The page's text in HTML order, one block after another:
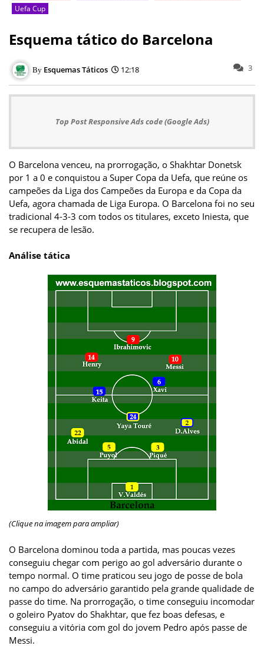
Uefa Cup
Esquema tático do Barcelona
Esquemas Táticos 12:18 3
Top Post Responsive Ads code (Google Ads)
O Barcelona venceu, na prorrogação, o Shakhtar Donetsk
por 1 a 0 e conquistou a Super Copa da Uefa, que reúne os
campeões da Liga dos Campeões da Europa e da Copa da
Uefa, agora chamada de Liga Europa. O Barcelona foi no seu
tradicional 4-3-3 com todos os titulares, exceto Iniesta, que
se recupera de lesão.
Análise tática
(Clique na imagem para ampliar)
O Barcelona dominou toda a partida, mas poucas vezes
conseguiu chegar com perigo ao gol adversário durante o
tempo normal. O time praticou seu jogo de posse de bola
no campo do adversário garantido pela grande qualidade de
passe do time. Na prorrogação, o time conseguiu incomodar
o goleiro Pyatov do Shakhtar, que fez boas defesas, e
conseguiu a vitória com gol do jovem Pedro após passe de
Messi.